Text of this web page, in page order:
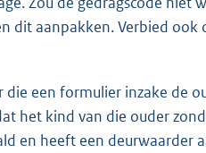
dit aanpakken. Verbied ook
een formulier inzake de
het kind van die ouder
en heeft een deurwaarder